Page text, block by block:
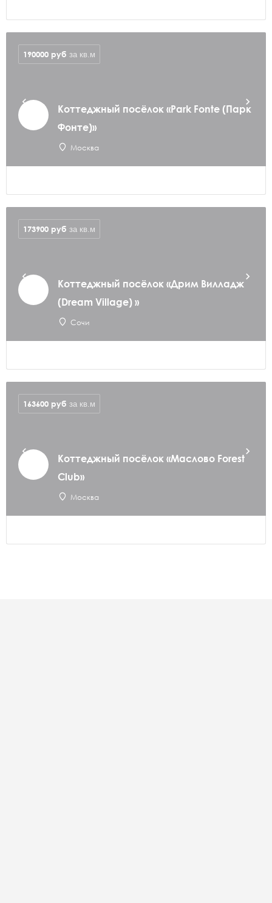
Коттеджный посёлок «Park Fonte (Парк
Фонте)»
Москва
190000 руб за кв.м
Коттеджный посёлок «Дрим Вилладж
(Dream Village) »
Сочи
173900 руб за кв.м
Коттеджный посёлок «Маслово Forest
Club»
Москва
163600 руб за кв.м